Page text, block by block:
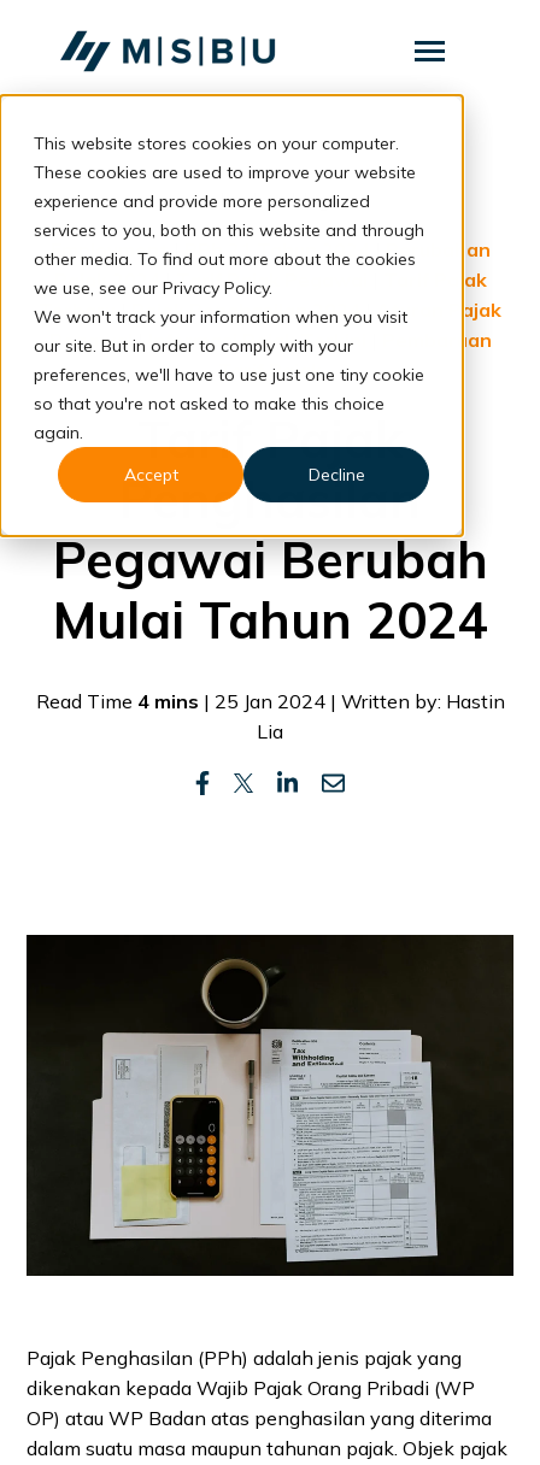
This website stores cookies on your computer.
These cookies are used to improve your website
experience and provide more personalized
services to you, both on this website and through
other media. To find out more about the cookies
we use, see our Privacy Policy.
We won't track your information when you visit
our site. But in order to comply with your
preferences, we'll have to use just one tiny cookie
so that you're not asked to make this choice
again.
Accept
Decline
Toggle
Layanan Toggle
children
Layanan
Komunitas
Tentang
Resources Toggle
children
Resources
Konsultasi
back to blog
Employment| PPh 21 Tahun 2024
Perubahan
Pajak 2024 |Tarif Pajak Pegawai
Tarif Pajak
Terbaru |Pajak Penghasilan 2024| Aturan Pajak
Pegawai | Informasi Pajak Terkini
Pembaruan
Tarif Pajak
Tarif Pajak
Penghasilan
Pegawai Berubah
Mulai Tahun 2024
Read Time 4 mins | 25 Jan 2024 | Written by: Hastin
Lia
Pajak Penghasilan (PPh) adalah jenis pajak yang
dikenakan kepada Wajib Pajak Orang Pribadi (WP
OP) atau WP Badan atas penghasilan yang diterima
dalam suatu masa maupun tahunan pajak. Objek pajak